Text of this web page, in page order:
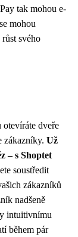
tak mohou e-
mohou
svého
otevíráte dveře
zákazníky. Už
– s Shoptet
soustředit
zákazníků
nadšeně
intuitivnímu
během pár